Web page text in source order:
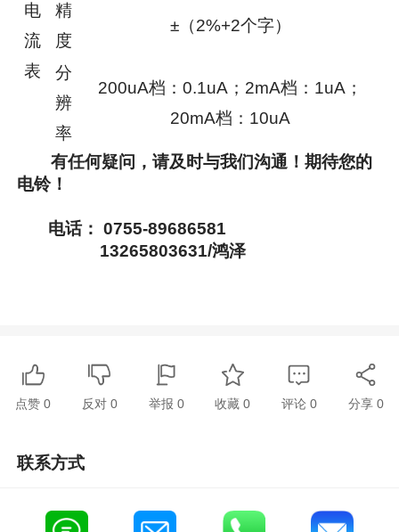
电
流
表
精
度
±（2%+2个字）
分
辨
率
200uA档：0.1uA；2mA档：1uA；
20mA档：10uA
有任何疑问，请及时与我们沟通！期待您的
电铃！
电话： 0755-89686581
13265803631/鸿泽
点赞0 反对 0 举报 0 收藏 0 评论 0 分享 0
联系方式